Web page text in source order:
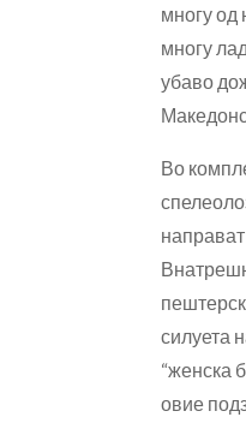
многу од
многу
убаво
Во
силуета
“женска
овие